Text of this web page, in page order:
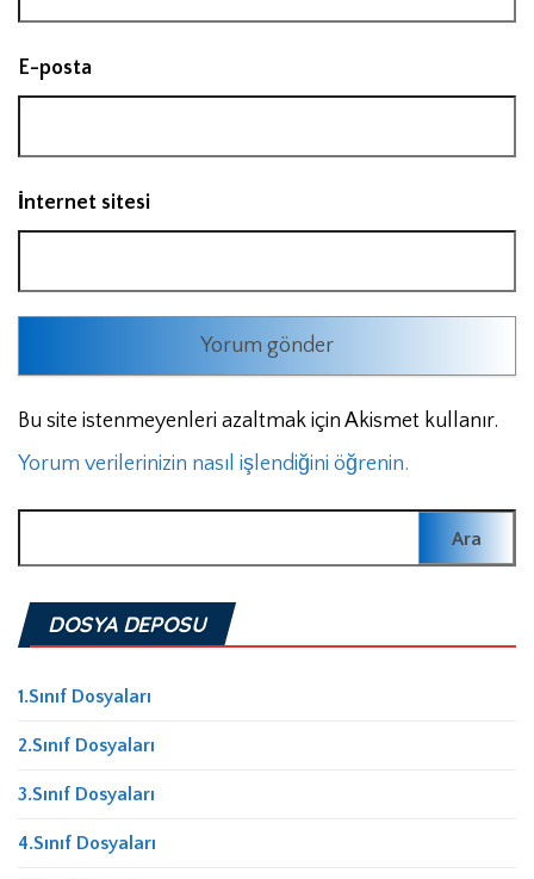
E-posta
İnternet sitesi
Bu site istenmeyenleri azaltmak için Akismet kullanır.
Yorum verilerinizin nasıl işlendiğini öğrenin.
DOSYA DEPOSU
1.Sınıf Dosyaları
2.Sınıf Dosyaları
3.Sınıf Dosyaları
4.Sınıf Dosyaları